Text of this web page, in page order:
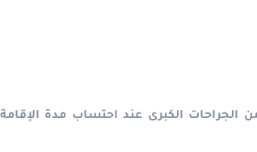
الجراحات الكبرى عند احتساب مدة الإقامة